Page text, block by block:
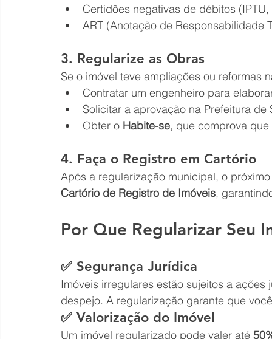
Certidões negativas de débitos
ART (Anotação de Responsabilidade
3. Regularize as Obras
Se o imóvel teve ampliações ou reformas
Contratar um engenheiro para
Solicitar a aprovação na Prefeitura de
Obter o Habite-se, que comprova
4. Faça o Registro em Cartório
Após a regularização municipal, o
Cartório de Registro de Imóveis,
Por Que Regularizar Seu
✅ Segurança Jurídica
Imóveis irregulares estão sujeitos a
despejo. A regularização garante que
✅ Valorização do Imóvel
Um imóvel regularizado pode valer até